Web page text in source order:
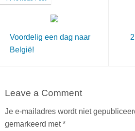
Voordelig een dag naar
België!
Leave a Comment
Je e-mailadres wordt niet
gemarkeerd met*